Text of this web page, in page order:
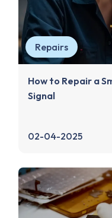
Repairs
How to Repair a
Signal
02-04-2025